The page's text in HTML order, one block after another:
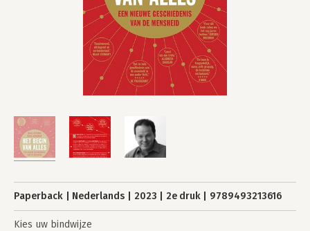
Paperback Nederlands 2023 2e druk 9789493213616
Kies uw bindwijze